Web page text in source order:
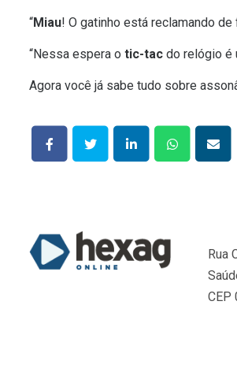
“Miau! O gatinho está reclamando de
“Nessa espera o tic-tac do relógio é
Agora você já sabe tudo sobre
Rua
CEP